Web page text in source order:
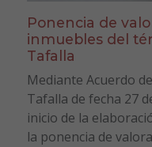
Ponencia de
inmuebles del
Tafalla
Mediante Acuerdo
Tafalla de fecha 27
inicio de la
la ponencia de